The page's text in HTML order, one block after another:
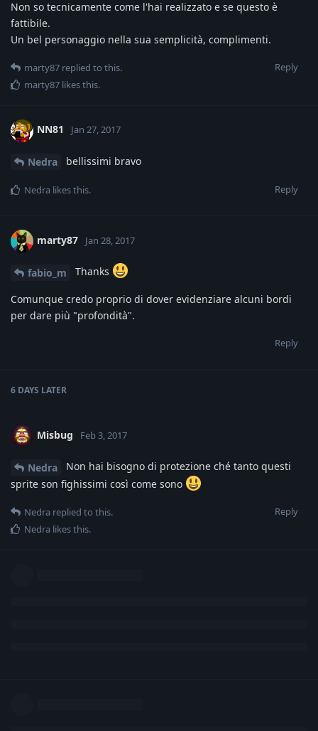
Non so tecnicamente come l'hai realizzato e se questo è
fattibile.
Un bel personaggio nella sua semplicità, complimenti.
Reply
marty87 replied to this.
marty87 likes this.
NN81 Jan 27, 2017
Nedra bellissimi bravo
Reply
Nedra likes this.
marty87 Jan 28, 2017
fabio_m Thanks
Comunque credo proprio di dover evidenziare alcuni bordi
per dare più "profondità".
Reply
6 DAYS LATER
Misbug Feb 3, 2017
Nedra
Non hai bisogno di protezione ché tanto questi
sprite son fighissimi così come sono
Reply
Nedra replied to this.
Nedra likes this.